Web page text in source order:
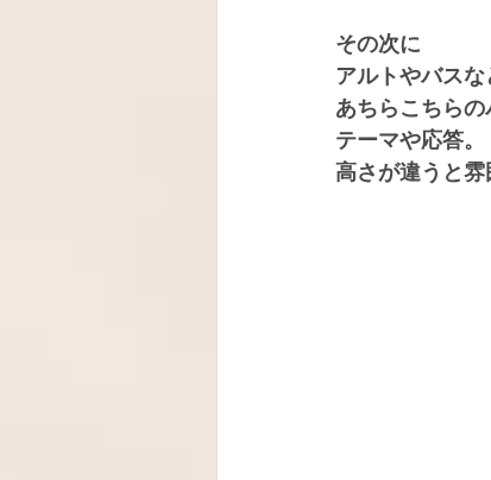
その次に
アルトやバスな
あちらこちら
テーマや応答。
高さが違うと雰